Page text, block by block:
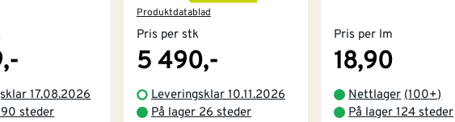
17.08.2026
steder
Produktdatablad
Pris per stk
5 490,-
Leveringsklar 10.11.2026
På lager 26 steder
Pris per lm
18,90
Nettlager (100+)
På lager 124 steder